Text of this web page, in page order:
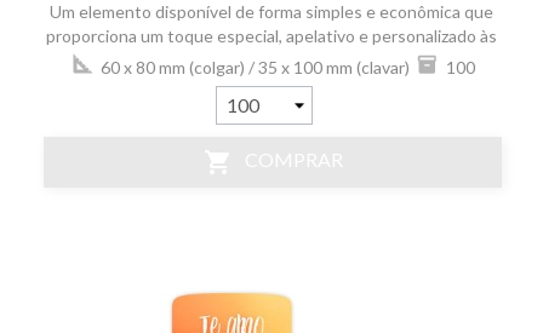
Um elemento disponível de forma simples e econômica que
proporciona um toque especial, apelativo e personalizado às
plantas e ramos de flores ou mesmo à outros acessórios que
coincidam com os motivos ou datas importantes para
presentear alguém: Natal, Dia das Mães, felicitações de
60 x 80 mm (colgar) / 35 x 100 mm (clavar)
100
unidades